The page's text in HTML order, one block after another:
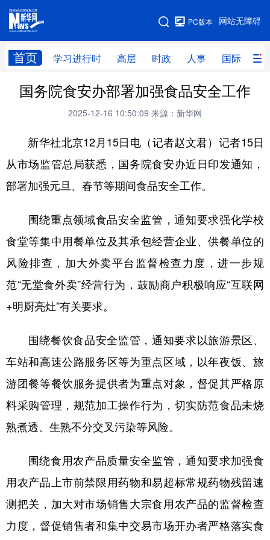
网站无障碍
PC版本
首页 学习进行时 高层 时政 人事 国际 财
网站地图
学习进行时 高层 时政 人事
财经 网评
台湾 思客智库 全球连线 教育
科技 科创 量子 体育
文化 书画 健康
访谈 视频 图片 政务
法律 中央文件 金融 汽车
食品 人居 信息化 数字经济
学术中国 乡村振兴 银龄 溯源中国
彩票 娱乐 时尚 悦读
公益 一带一路 亚太网 上市公司
北京 天津 河北 山西
国务院食安办部署加强食品安全工作
2025-12-16 10:50:09 来源：新华网
新华社北京12月15日电（记者赵文君）记者15日
从市场监管总局获悉，国务院食安办近日印发通知，
部署加强元旦、春节等期间食品安全工作。
围绕重点领域食品安全监管，通知要求强化学校
食堂等集中用餐单位及其承包经营企业、供餐单位的
风险排查，加大外卖平台监督检查力度，进一步规
范“无堂食外卖”经营行为，鼓励商户积极响应“互联网
+明厨亮灶”有关要求。
围绕餐饮食品安全监管，通知要求以旅游景区、
车站和高速公路服务区等为重点区域，以年夜饭、旅
游团餐等餐饮服务提供者为重点对象，督促其严格原
料采购管理，规范加工操作行为，切实防范食品未烧
熟煮透、生熟不分交叉污染等风险。
围绕食用农产品质量安全监管，通知要求加强食
用农产品上市前禁限用药物和易超标常规药物残留速
测把关，加大对市场销售大宗食用农产品的监督检查
力度，督促销售者和集中交易市场开办者严格落实食